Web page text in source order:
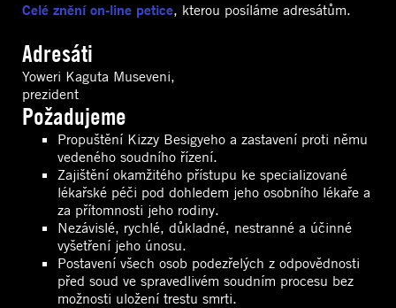
Celé znění on-line petice, kterou posíláme adresátům.
Adresáti
Yoweri Kaguta Museveni,
prezident
Požadujeme
Propuštění Kizzy Besigyeho a zastavení proti němu
vedeného soudního řízení.
Zajištění okamžitého přístupu ke specializované
lékařské péči pod dohledem jeho osobního lékaře a
za přítomnosti jeho rodiny.
Nezávislé, rychlé, důkladné, nestranné a účinné
vyšetření jeho únosu.
Postavení všech osob podezřelých z odpovědnosti
před soud ve spravedlivém soudním procesu bez
možnosti uložení trestu smrti.